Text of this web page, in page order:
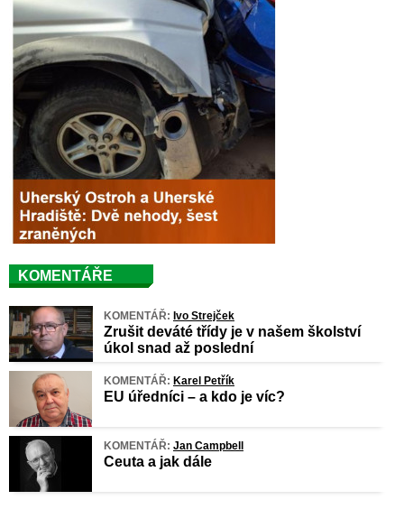
KOMENTÁŘE
KOMENTÁŘ: Ivo Strejček
Zrušit deváté třídy je v našem školství
úkol snad až poslední
KOMENTÁŘ: Karel Petřík
EU úředníci – a kdo je víc?
KOMENTÁŘ: Jan Campbell
Ceuta a jak dále